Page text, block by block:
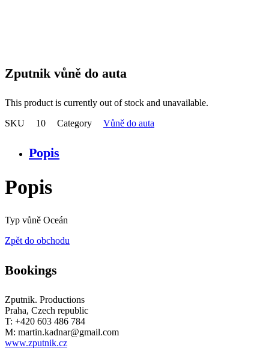
Zputnik vůně do auta
This product is currently out of stock and unavailable.
SKU
10 Category Vůně do auta
Popis
Popis
Typ vůně Oceán
Zpět do obchodu
Bookings
Zputnik. Productions
Praha, Czech republic
T: +420 603 486 784
M: martin.kadnar@gmail.com
www.zputnik.cz